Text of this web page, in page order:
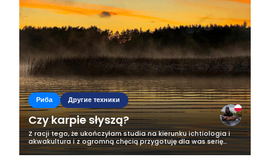
Business
Риба Другие техники
Czy karpie słyszą?
Z racji tego, że ukończyłam studia na kierunku ichtiologia i
akwakultura i z ogromną chęcią przygotuję dla was serię
artykułów w których przybliżę wam nieco bliżej świat ryb,
jednak od tej...